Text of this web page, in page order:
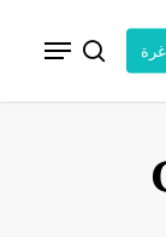
البحث
قائمة الطعام